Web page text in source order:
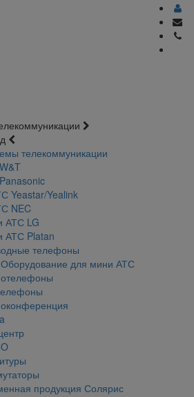
телекоммуникации
Yeastar/Yealink
NEC
АТС LG
АТС Platan
телефоны
для мини АТС
продукция Солярис